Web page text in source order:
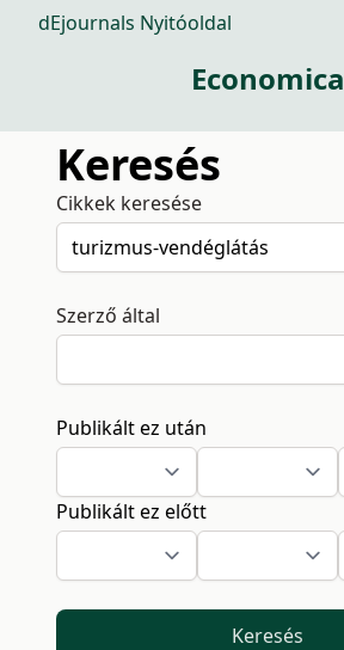
dEjournals Nyitóoldal
Economica
Keresés
Cikkek keresése
Szerző által
Publikált ez után
Publikált ez előtt
Keresés